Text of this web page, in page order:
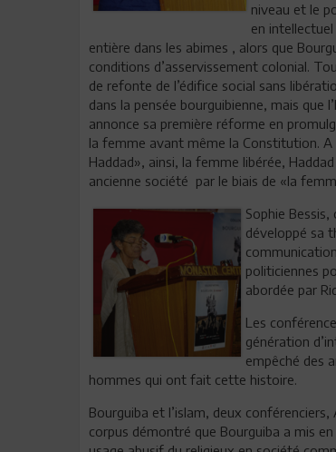
niveau et le
en
entière dans les abimes , alors que
conditions d’asservissement colonial.
de refonte de l’édifice social sans
dans la pensée bourguibienne, mais
annonce sa première réforme en
la femme avant même la Constitution.
Haddad», ainsi, la femme libérée,
ancienne société par le biais de «la
Sophie
développé sa
politiciennes
abordée par
Les
génération
empêché des
hommes qui ont fait cette histoire.
Bourguiba et l’islam, deux
corpus démontré que Bourguiba a mis